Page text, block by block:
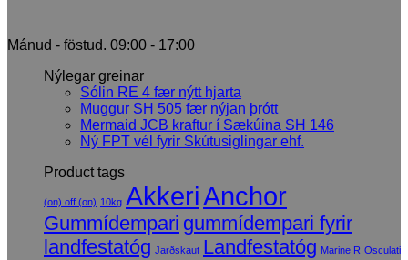
Mánud - föstud. 09:00 - 17:00
Nýlegar greinar
Sólin RE 4 fær nýtt hjarta
Muggur SH 505 fær nýjan þrótt
Mermaid JCB kraftur í Sækúina SH 146
Ný FPT vél fyrir Skútusiglingar ehf.
Product tags
(on) off (on) 10kg AkkeriAnchor
Gummídempari gummídempari fyrir
landfestatóg Jarðskaut Landfestatóg Marine R Osculati